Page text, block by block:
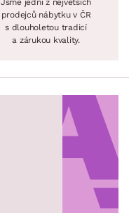
prodejců nábytku v ČR
s dlouholetou tradicí
a zárukou kvality.